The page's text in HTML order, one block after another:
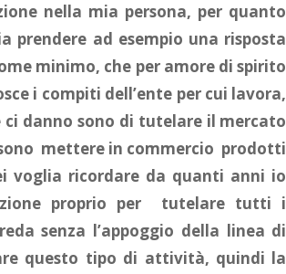
nella mia persona, per quanto
prendere ad esempio una risposta
minimo, che per amore di spirito
i compiti dell’ente per cui lavora,
danno sono di tutelare il mercato
mettere in commercio prodotti
voglia ricordare da quanti anni io
proprio per tutelare tutti i
senza l’appoggio della linea di
questo tipo di attività, quindi la